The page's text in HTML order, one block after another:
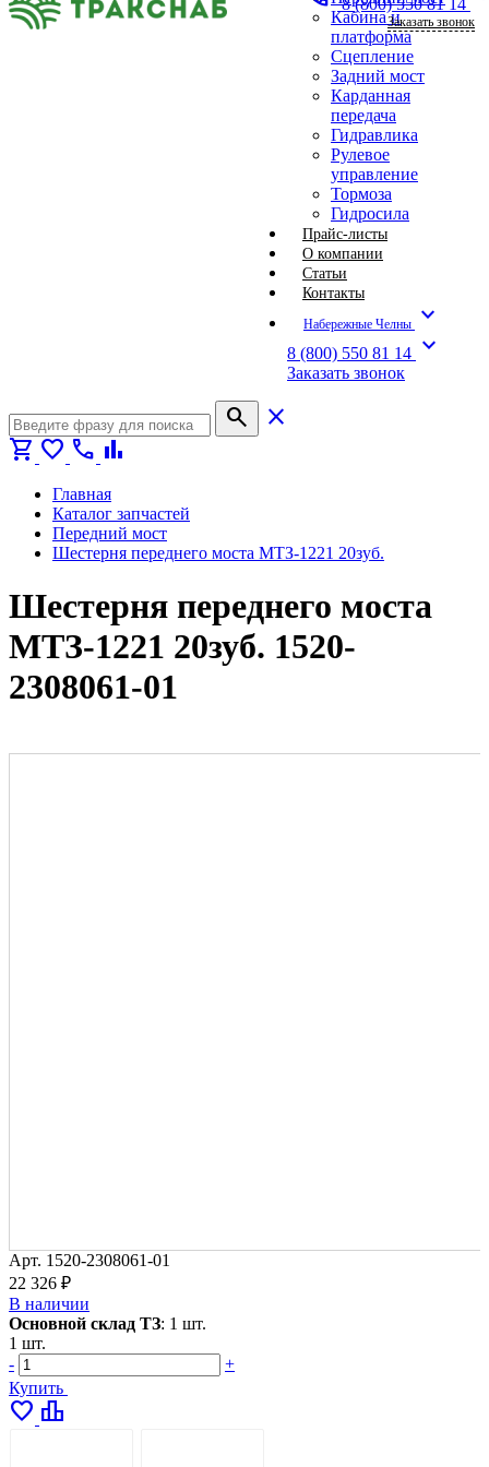
Кабина и
платформа
Сцепление
Задний мост
Карданная
передача
Гидравлика
Рулевое
управление
Тормоза
Гидросила
Прайс-листы
О компании
Статьи
Контакты
Набережные Челны expand_more
8 (800) 550 81 14 expand_more
Заказать звонок
Заказать звонок
search
close
shopping_cart favorite call bar_chart
Главная
Каталог запчастей
Передний мост
Шестерня переднего моста МТЗ-1221 20зуб.
Шестерня переднего моста
МТЗ-1221 20зуб. 1520-
2308061-01
Арт. 1520-2308061-01
22 326 ₽
В наличии
Основной склад ТЗ: 1 шт.
1 шт.
-
+
Купить
favorite leaderboard